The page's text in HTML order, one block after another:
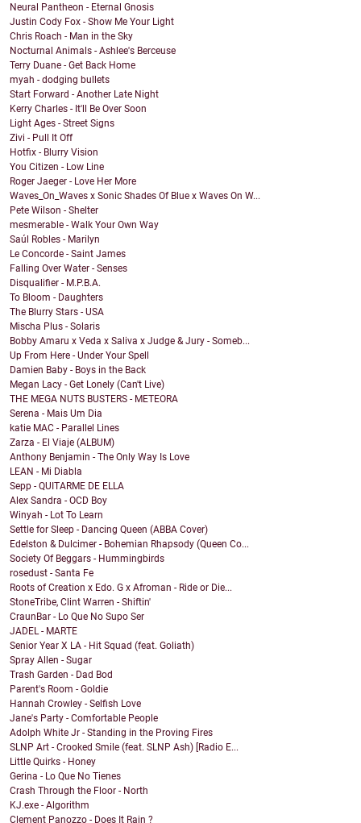
Neural Pantheon - Eternal Gnosis
Justin Cody Fox - Show Me Your Light
Chris Roach - Man in the Sky
Nocturnal Animals - Ashlee's Berceuse
Terry Duane - Get Back Home
myah - dodging bullets
Start Forward - Another Late Night
Kerry Charles - It'll Be Over Soon
Light Ages - Street Signs
Zivi - Pull It Off
Hotfix - Blurry Vision
You Citizen - Low Line
Roger Jaeger - Love Her More
Waves_On_Waves x Sonic Shades Of Blue x Waves On W...
Pete Wilson - Shelter
mesmerable - Walk Your Own Way
Saúl Robles - Marilyn
Le Concorde - Saint James
Falling Over Water - Senses
Disqualifier - M.P.B.A.
To Bloom - Daughters
The Blurry Stars - USA
Mischa Plus - Solaris
Bobby Amaru x Veda x Saliva x Judge & Jury - Someb...
Up From Here - Under Your Spell
Damien Baby - Boys in the Back
Megan Lacy - Get Lonely (Can't Live)
THE MEGA NUTS BUSTERS - METEORA
Serena - Mais Um Dia
katie MAC - Parallel Lines
Zarza - El Viaje (ALBUM)
Anthony Benjamin - The Only Way Is Love
LEAN - Mi Diabla
Sepp - QUITARME DE ELLA
Alex Sandra - OCD Boy
Winyah - Lot To Learn
Settle for Sleep - Dancing Queen (ABBA Cover)
Edelston & Dulcimer - Bohemian Rhapsody (Queen Co...
Society Of Beggars - Hummingbirds
rosedust - Santa Fe
Roots of Creation x Edo. G x Afroman - Ride or Die...
StoneTribe, Clint Warren - Shiftin'
CraunBar - Lo Que No Supo Ser
JADEL - MARTE
Senior Year X LA - Hit Squad (feat. Goliath)
Spray Allen - Sugar
Trash Garden - Dad Bod
Parent's Room - Goldie
Hannah Crowley - Selfish Love
Jane's Party - Comfortable People
Adolph White Jr - Standing in the Proving Fires
SLNP Art - Crooked Smile (feat. SLNP Ash) [Radio E...
Little Quirks - Honey
Gerina - Lo Que No Tienes
Crash Through the Floor - North
KJ.exe - Algorithm
Clement Panozzo - Does It Rain ?